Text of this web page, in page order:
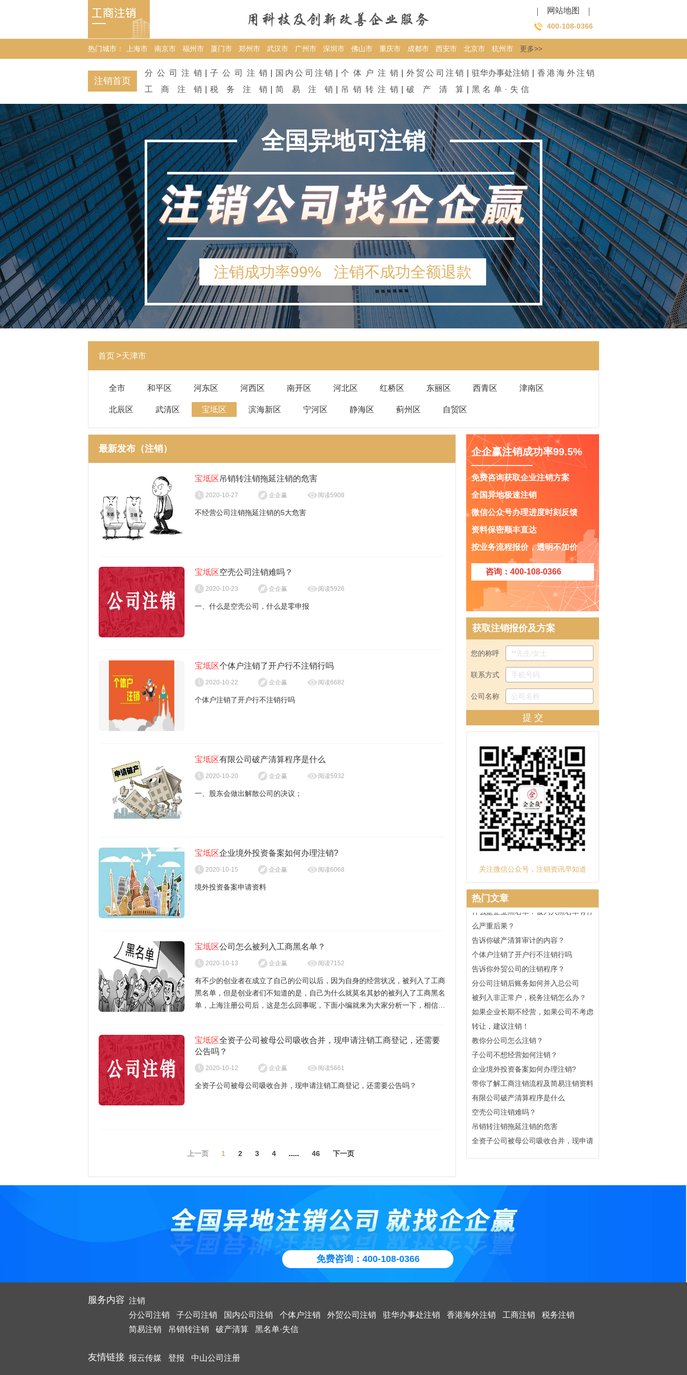
网站地图
400-108-0366
热门城市： 上海市 南京市 福州市 厦门市 郑州市 武汉市 广州市 深圳市 佛山市 重庆市 成都市 西安市 北京市 杭州市 更多>>
注销首页
分公司注销 子公司注销 国内公司注销 个体户注销 外贸公司注销 驻华办事处注销
香港海外注销
工商注销
税务注销 简易注销 吊销转注销 破产清算 黑名单·失信
全国异地可注销
注销成功率99% 注销不成功全额退款
首页 天津市
全市 和平区 河东区 河西区 南开区 河北区 红桥区 东丽区 西青区 津南区
北辰区 武清区 宝坻区 滨海新区 宁河区 静海区 蓟州区 自贸区
最新发布（注销）
宝坻区吊销转注销拖延注销的危害
2020-10-27 企企赢 阅读5908
不经营公司注销拖延注销的5大危害
年内不允许成立新公司。
人征信产生不良记录。
危害4：税务局实行罚款累计制度，面临罚款风险税务部门罚款与罚款时间挂
钩，时间越长罚款越多。
宝坻区空壳公司注销难吗？
2020-10-23 企企赢 阅读5926
一、什么是空壳公司，什么是零申报
不会发生经营及债权债务。
零申报是指企业纳税申报 所属期内没有发生应税收入，在纳税申报时应税收入
二、空壳公司没经营注销难吗、零申报的公司好注销吗
空壳公司和零申报公司相比其他正常运营的公司还是比较好注销的。
直接办理简易注销，在网上办理即可。
3、通知债权人申报债权
4、提出清算方案
1、社保局：核查是不是有未缴清社保费用，后面注销公司社保账户
3、报纸媒体：企业需自行登报公示，宣告企业即将注销
4、工商局：申请企业注销登记，注销公司执照
宝坻区个体户注销了开户行不注销行吗
2020-10-22 企企赢 阅读6682
个体户注销了开户行不注销行吗
个体工商户不再经营的，应当到工商登记机关办理注销登记。
家庭经营的个体工商户在家庭成员间变更经营者的，依照前款规定办理变更手
续。
《个体工商户条例》第十二条 个体工商户不再从事经营活动的，应当到登记机
关办理注销登记。
宝坻区有限公司破产清算程序是什么
2020-10-20 企企赢 阅读5932
一、股东会做出解散公司的决议；
有限责任公司的清算组由股东组成；
（三）处理与清算有关的公司未了结的业务；
（四）清缴所欠税款以及清算过程中产生的税款；
（五）清理债权、债务；
（七）代表公司参与民事诉讼活动三、清算组应当自成立之日起十日内通知债权
人，并于六十日内在报纸上公告。债权人应当自接到通知书之日起三十日内，未
案，并报股东会、股东大会或者人民法院确认。
所欠税款，清偿公司债务后的剩余财产，有限责任公司按照股东的出资比例分
前款规定清偿前，不得分配给股东。
五、清算组在清理公司财产、编制资产负债表和财产清单后，发现公司财产不足
清偿债务的，应当依法向人民法院申请宣告破产。
公司经人民法院裁定宣告破产后，清算组应当将清算事务移交给人民法院。
六、公司清算结束后，清算组应当制作清算报告，报股东会、股东大会或者人民
宝坻区企业境外投资备案如何办理注销?
2020-10-15 企企赢 阅读6068
境外投资备案申请资料
2、中方投资的构成自有资金金额
3、境内投资主体(上海公司)近一个月财务报表；
4、境内投资主体(上海公司)股东会决议1份：
5、境外企业中英文名称、设立方式、经营范围、所属行业、注册资本(中方占股
份比例、外方占股份比例)、注册地址等信息，
9、向个人贷款需提供个人的身份证复印件和个人近一个月银行水单；
10、加盖公章申请表格：
注意事项：
宝坻区公司怎么被列入工商黑名单？
2020-10-13 企企赢 阅读7152
有不少的创业者在成立了自己的公司以后，因为自身的经营状况，被列入了工商
黑名单，但是创业者们不知道的是，自己为什么就莫名其妙的被列入了工商黑名
单，上海注册公司后，这是怎么回事呢，下面小编就来为大家分析一下，相信能
1.企业没有按照规定每年的七月之前做好年度公示，因为现在的规定是，一家企
业要在第二年做好上一年度的年度公示，公司的经营情况主要经营哪些业务，如
2.企业年度公示中有弄虚作假的情况，就会直接被列入工商黑名单的，只要被查
这家公司。
业，很多都是因为不注意到这几项，所以才造成被列入了经营异常名录，所以这
宝坻区全资子公司被母公司吸收合并，现申请注销工商登记，还需要
公告吗？
2020-10-12 企企赢 阅读5661
全资子公司被母公司吸收合并，现申请注销工商登记，还需要公告吗？
母公司对全资子公司的吸收合并，就是相当于把全资子公司注销后，其所有资
均转入母公司(其中负债的转移需依法经过通知、公告债权人的程序)，然后再把
持子公司生产经营活动的连续性，而不受到一般企业“在清算期间不得开展与清
算无关的生产经营活动”的限制。 非全资子公司因为还存在其他股东，所以先要
收购少数股权变为单一股东持股的全资子公司后才能进行吸收合并操作。也可以
约定由子公司少数股东以其持有的子公司少数股权换取母公司增发的股权，但在
具体操作中也是分为两步： 第一步是换股，子公司变为全资子公司，少数股东
变为母公司的股东 第二步是母公司吸收合并已成为全资子公司的子公司。 而如
果是控股有限公司的两个全资子公司之间吸收合并，根据企业管理的相关规定，
1、《企业设立登记申请书》《企业设立登记申请表》、《投资者名录》、《企
业负责人登记表》、《企业经营场所证明》等表格
2、《名称预先核准申请书》及《企业名称预先核准通知书》
4、总公司拨款证明
7、总公司章程(应提交经公司登记机关备案并己加盖登记机关菱形章的章程)复
印件
9、经营范围涉及前置审批项目的，应提交有关审批部门的批准文件。这就是母
上一页 1 2 3 4 ..... 46 下一页
企企赢注销成功率99.5%
免费咨询获取企业注销方案
全国异地极速注销
微信公众号办理进度时刻反馈
资料保密顺丰直达
按业务流程报价，透明不加价
咨询：400-108-0366
获取注销报价及方案
您的称呼
联系方式
公司名称
提 交
关注微信公众号，注销资讯早知道
热门文章
公司怎么被列入工商黑名单？
什么是企业黑名单？被列入黑名单有什
么严重后果？
告诉你破产清算审计的内容？
个体户注销了开户行不注销行吗
告诉你外贸公司的注销程序？
分公司注销后账务如何并入总公司
被列入非正常户，税务注销怎么办？
如果企业长期不经营，如果公司不考虑
转让，建议注销！
教你分公司怎么注销？
子公司不想经营如何注销？
企业境外投资备案如何办理注销?
带你了解工商注销流程及简易注销资料
有限公司破产清算程序是什么
空壳公司注销难吗？
吊销转注销拖延注销的危害
全资子公司被母公司吸收合并，现申请
公司营业执照被吊销和注销营业执照的
区别
公司不注销危害
中国及海外影视公司注销
公司怎么被列入工商黑名单？
公司怎么被列入工商黑名单？
什么是企业黑名单？被列入黑名单有什
么严重后果？
告诉你破产清算审计的内容？
个体户注销了开户行不注销行吗
告诉你外贸公司的注销程序？
被列入非正常户，税务注销怎么办？
如果企业长期不经营，如果公司不考虑
转让，建议注销！
教你分公司怎么注销？
子公司不想经营如何注销？
企业境外投资备案如何办理注销?
带你了解工商注销流程及简易注销资料
空壳公司注销难吗？
吊销转注销拖延注销的危害
全资子公司被母公司吸收合并，现申请
注销工商登记，还需要公告吗？
被列入“税务非正常户”无法办理公司注
销该怎么办？
公司营业执照被吊销和注销营业执照的
区别
公司不注销危害
免费咨询：400-108-0366
服务内容 注销
分公司注销
子公司注销 国内公司注销 个体户注销 外贸公司注销 驻华办事处注销 香港海外注销 工商注销
税务注销
简易注销
吊销转注销 破产清算 黑名单·失信
友情链接 报云传媒 登报 中山公司注册